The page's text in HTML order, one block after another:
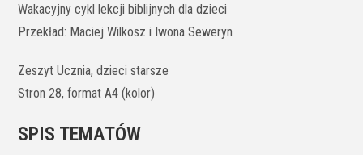
Wakacyjny cykl lekcji biblijnych dla dzieci
Przekład: Maciej Wilkosz i Iwona Seweryn
Zeszyt Ucznia, dzieci starsze
Stron 28, format A4 (kolor)
SPIS TEMATÓW